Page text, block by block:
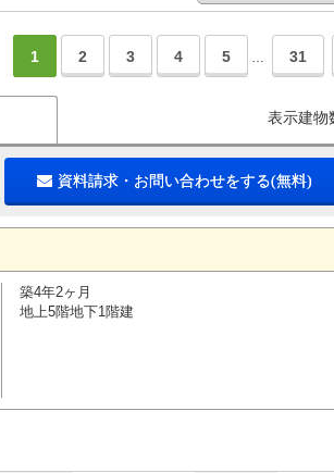
1 2 3 4 5 … 31
表示建物
資料請求・お問い合わせをする(無料)
築4年2ヶ月
地上5階地下1階建